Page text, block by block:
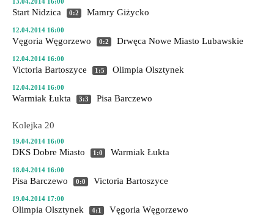
Start Nidzica 0:2 Mamry Giżycko
12.04.2014 16:00
Vęgoria Węgorzewo 0:2 Drwęca Nowe Miasto Lubawskie
12.04.2014 16:00
Victoria Bartoszyce 1:5 Olimpia Olsztynek
12.04.2014 16:00
Warmiak Łukta 3:3 Pisa Barczewo
Kolejka 20
19.04.2014 16:00
DKS Dobre Miasto 1:0 Warmiak Łukta
18.04.2014 16:00
Pisa Barczewo 0:0 Victoria Bartoszyce
19.04.2014 17:00
Olimpia Olsztynek 4:1 Vęgoria Węgorzewo